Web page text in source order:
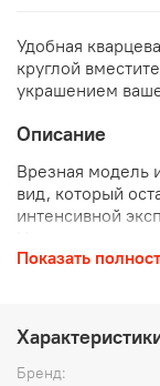
Удобная
круглой
украшением
Описание
Врезная модель
вид, который
интенсивной
прочность по
Большая
размеры
размеров. Мойка
Показать
Бренд: